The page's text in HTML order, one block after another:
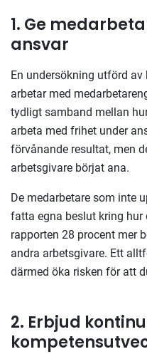
1. Ge
ansvar
En undersökning utförd
arbetar med
tydligt samband mellan
arbeta med frihet under
förvånande resultat, men
arbetsgivare börjat ana.
De medarbetare som inte
fatta egna beslut kring
rapporten 28 procent mer
andra arbetsgivare. Ett
därmed öka risken för att
2. Erbjud